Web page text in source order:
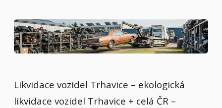
Likvidace vozidel Trhavice – ekologická
likvidace vozidel Trhavice + celá ČR –